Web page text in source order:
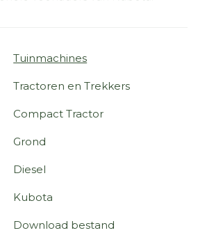
Tuinmachines
Tractoren en Trekkers
Compact Tractor
Grond
Diesel
Kubota
Download bestand